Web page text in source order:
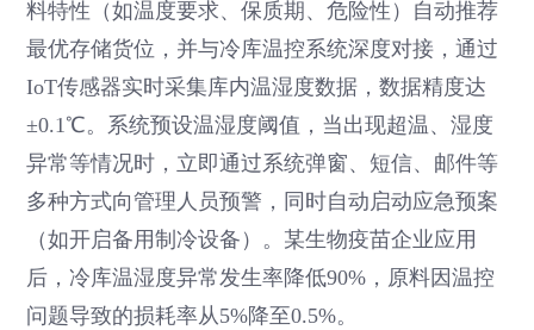
料特性（如温度要求、保质期、危险性）自动推荐
最优存储货位，并与冷库温控系统深度对接，通过
IoT传感器实时采集库内温湿度数据，数据精度达
±0.1℃。系统预设温湿度阈值，当出现超温、湿度
异常等情况时，立即通过系统弹窗、短信、邮件等
多种方式向管理人员预警，同时自动启动应急预案
（如开启备用制冷设备）。某生物疫苗企业应用
后，冷库温湿度异常发生率降低90%，原料因温控
问题导致的损耗率从5%降至0.5%。